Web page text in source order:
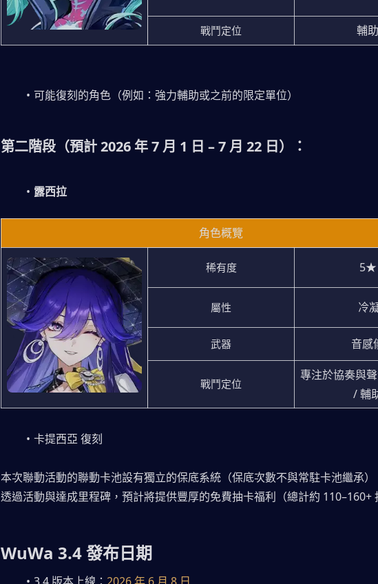
戰鬥定位 輔助
可能復刻的角色（例如：強力輔助或之前的限定單位）
第二階段（預計 2026 年 7 月 1 日 – 7 月 22 日）：
露西拉
角色概覽
稀有度 5★
屬性 冷
武器 音感
戰鬥定位
專注於協奏與
/ 輔
卡提西亞 復刻
本次聯動活動的聯動卡池設有獨立的保底系統（保底次數不與常駐卡池繼承
透過活動與達成里程碑，預計將提供豐厚的免費抽卡福利（總計約 110–160+
WuWa 3.4 發布日期